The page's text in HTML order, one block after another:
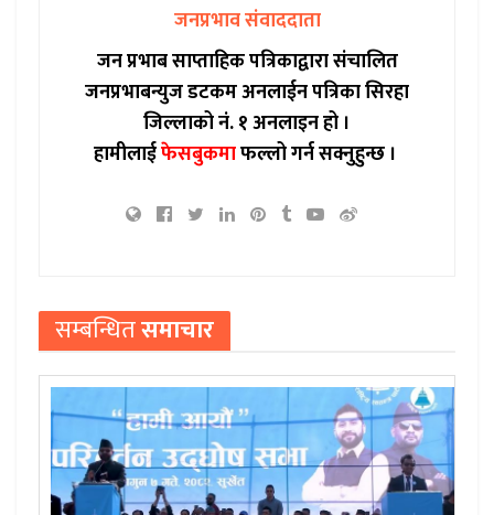
जनप्रभाव संवाददाता
जन प्रभाब साप्ताहिक पत्रिकाद्वारा संचालित
जनप्रभाबन्युज डटकम अनलाईन पत्रिका सिरहा
जिल्लाको नं. १ अनलाइन हो ।
हामीलाईफेसबुकमाफल्लो गर्न सक्नुहुन्छ ।
सम्बन्धितसमाचार